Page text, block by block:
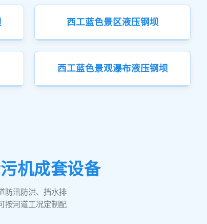
西工蓝色景区液压钢坝
西工蓝色景观瀑布液压钢坝
机成套设备
防汛防洪、挡水排
按河道工况定制配